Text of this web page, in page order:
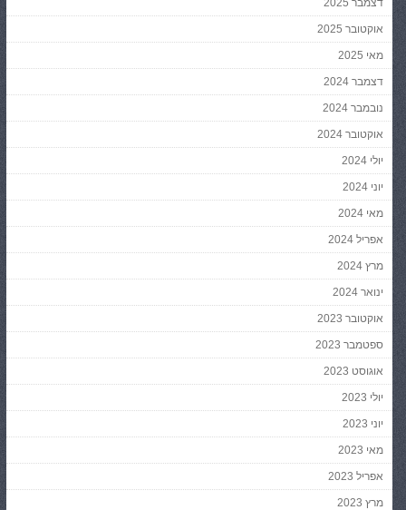
דצמבר 2025
אוקטובר 2025
מאי 2025
דצמבר 2024
נובמבר 2024
אוקטובר 2024
יולי 2024
יוני 2024
מאי 2024
אפריל 2024
מרץ 2024
ינואר 2024
אוקטובר 2023
ספטמבר 2023
אוגוסט 2023
יולי 2023
יוני 2023
מאי 2023
אפריל 2023
מרץ 2023